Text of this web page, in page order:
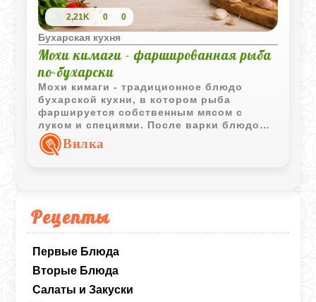
Рецепты
Первые Блюда
Вторые Блюда
Салаты и Закуски
2,21K 0 0
Бухарская кухня
Мохи кимаги - фаршированная рыба
по-бухарски
Мохи кимаги - традиционное блюдо
бухарской кухни, в котором рыба
фаршируется собственным мясом с
луком и специями. После варки блюдо
охлаждается в ароматном бульоне и
приобретает насыщенный вкус и
Вилка